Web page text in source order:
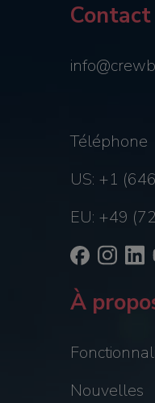
Contact
Téléphone
US: +1
EU: +49
À
Nouvelles